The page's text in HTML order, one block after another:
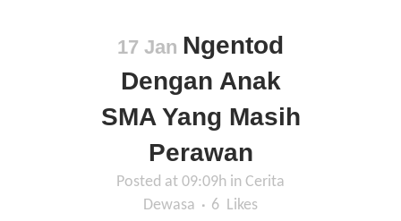
17 Jan Ngentod
Dengan Anak
SMA Yang Masih
Perawan
Posted at 09:09h in Cerita
Dewasa
6 Likes